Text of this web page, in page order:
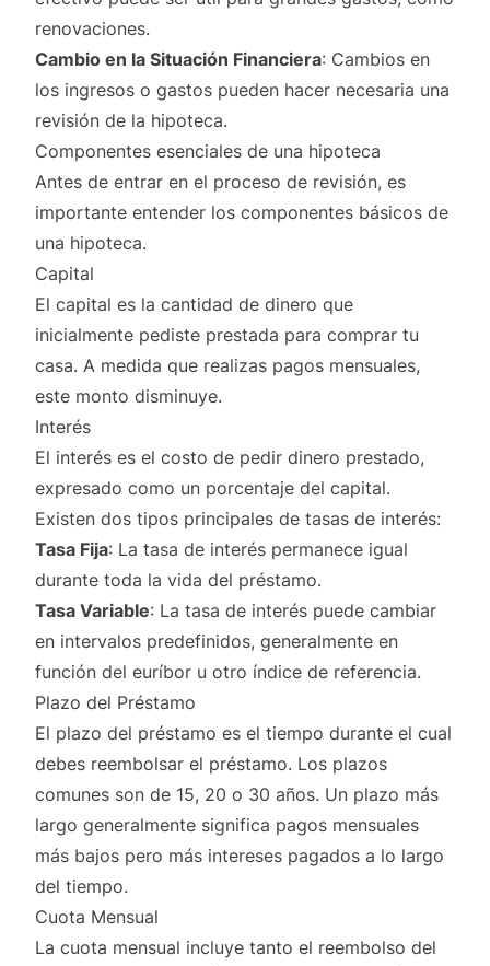
renovaciones.
Cambio en la Situación Financiera: Cambios en
los ingresos o gastos pueden hacer necesaria una
revisión de la hipoteca.
Componentes esenciales de una hipoteca
Antes de entrar en el proceso de revisión, es
importante entender los componentes básicos de
una hipoteca.
Capital
El capital es la cantidad de dinero que
inicialmente pediste prestada para comprar tu
casa. A medida que realizas pagos mensuales,
este monto disminuye.
Interés
El interés es el costo de pedir dinero prestado,
expresado como un porcentaje del capital.
Existen dos tipos principales de tasas de interés:
Tasa Fija: La tasa de interés permanece igual
durante toda la vida del préstamo.
Tasa Variable: La tasa de interés puede cambiar
en intervalos predefinidos, generalmente en
función del euríbor u otro índice de referencia.
Plazo del Préstamo
El plazo del préstamo es el tiempo durante el cual
debes reembolsar el préstamo. Los plazos
comunes son de 15, 20 o 30 años. Un plazo más
largo generalmente significa pagos mensuales
más bajos pero más intereses pagados a lo largo
del tiempo.
Cuota Mensual
La cuota mensual incluye tanto el reembolso del